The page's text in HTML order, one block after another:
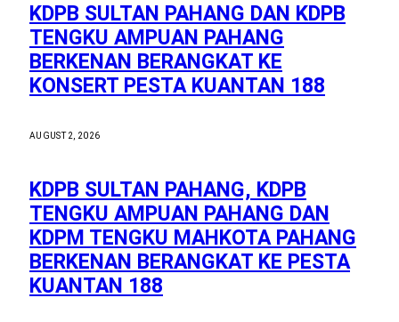
KDPB SULTAN PAHANG DAN KDPB
TENGKU AMPUAN PAHANG
BERKENAN BERANGKAT KE
KONSERT PESTA KUANTAN 188
AUGUST 2, 2026
KDPB SULTAN PAHANG, KDPB
TENGKU AMPUAN PAHANG DAN
KDPM TENGKU MAHKOTA PAHANG
BERKENAN BERANGKAT KE PESTA
KUANTAN 188